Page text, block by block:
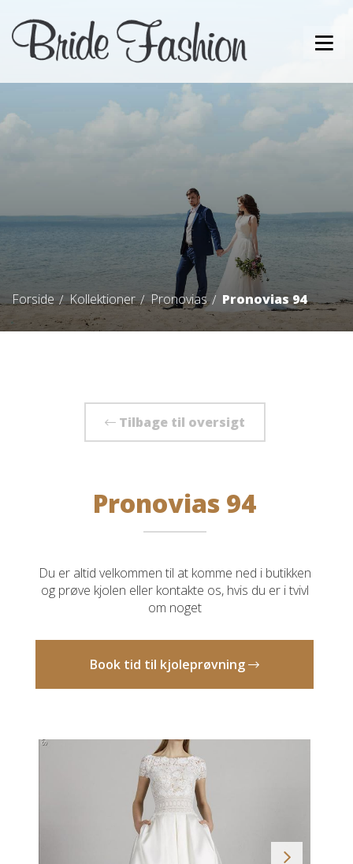
Forside Kollektioner Pronovias Pronovias 94
Tilbage til oversigt
Pronovias 94
Du er altid velkommen til at komme ned i butikken
og prøve kjolen eller kontakte os, hvis du er i tvivl
om noget
Book tid til kjoleprøvning